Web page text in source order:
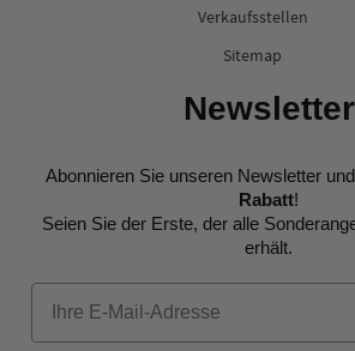
Verkaufsstellen
Sitemap
Newsletter
Abonnieren Sie unseren Newsletter
Rabatt!
Seien Sie der Erste, der alle
erhält.